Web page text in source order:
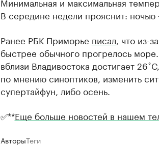
В середине недели прояснит: ночью
Ранее РБК Приморье писал , что
быстрее обычного прогрелось
вблизи Владивостока достигает
по мнению синоптиков, изменить
супертайфун, либо осень.
✅**Еще больше новостей в нашем
АвторыТеги